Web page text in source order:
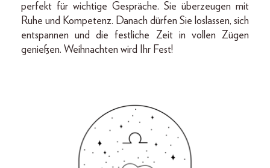
perfekt für wichtige Gespräche. Sie überzeugen mit
Ruhe und Kompetenz. Danach dürfen Sie loslassen, sich
entspannen und die festliche Zeit in vollen Zügen
genießen. Weihnachten wird Ihr Fest!